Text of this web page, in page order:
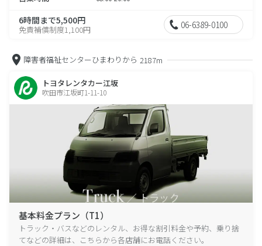
6時間まで5,500円
免責補償制度1,100円 06-6389-0100
障害者福祉センターひまわりから 2187m
トヨタレンタカー江坂
吹田市江坂町1-11-10
基本料金プラン（T1）
トラック・バスなどのレンタル、お得な割引料金や予約、乗り捨
てなどの詳細は、こちらから各店舗にお電話ください。